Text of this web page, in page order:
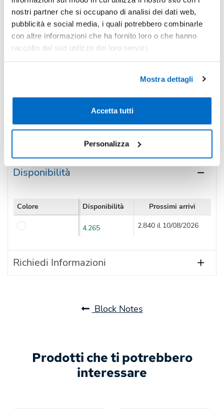
nostri partner che si occupano di analisi dei dati web,
pubblicità e social media, i quali potrebbero combinarle
con altre informazioni che ha fornito loro o che hanno
raccolto dal suo utilizzo dei loro servizi.
Mostra dettagli
Accetta tutti
Personalizza
Pezzi 500 -25% € 2,32
*Prezzi prodotto per quantità merce neutra e prezzi IVA
Non trovi la quantità in tabella? Calcola il preventivo
Disponibilità
Colore Disponibilità Prossimi arrivi
4.265 2.840 il 10/08/2026
Richiedi Informazioni
Block Notes
Prodotti che ti potrebbero
interessare